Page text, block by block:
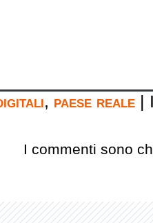
, paese reale
I commenti sono